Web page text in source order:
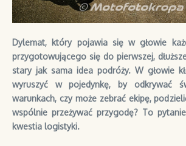
Dylemat, który pojawia się w głowie
przygotowującego się do pierwszej,
stary jak sama idea podróży. W głowie
wyruszyć w pojedynkę, by odkrywać
warunkach, czy może zebrać ekipę,
wspólnie przeżywać przygodę? To
kwestia logistyki.